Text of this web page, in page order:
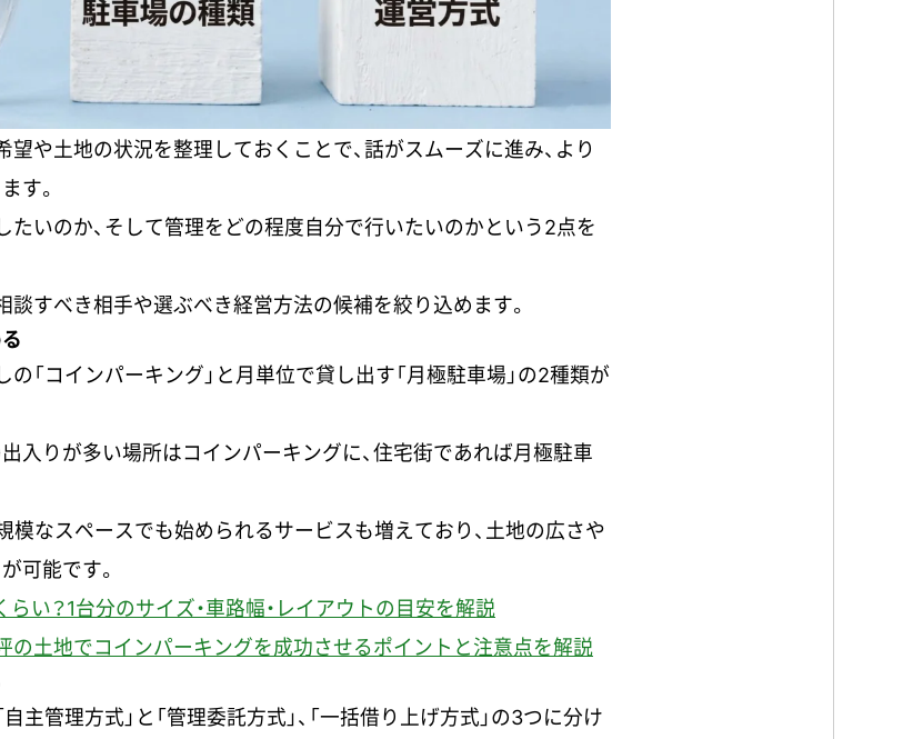
望や土地の状況を整理しておくことで、話がスムーズに進み、より
す。
たいのか、そして管理をどの程度自分で行いたいのかという2点を
談すべき相手や選ぶべき経営方法の候補を絞り込めます。
「コインパーキング」と月単位で貸し出す「月極駐車場」の2種類が
入りが多い場所はコインパーキングに、住宅街であれば月極駐車
模なスペースでも始められるサービスも増えており、土地の広さや
可能です。
い？1台分のサイズ・車路幅・レイアウトの目安を解説
の土地でコインパーキングを成功させるポイントと注意点を解説
主管理方式」と「管理委託方式」、「一括借り上げ方式」の3つに分け